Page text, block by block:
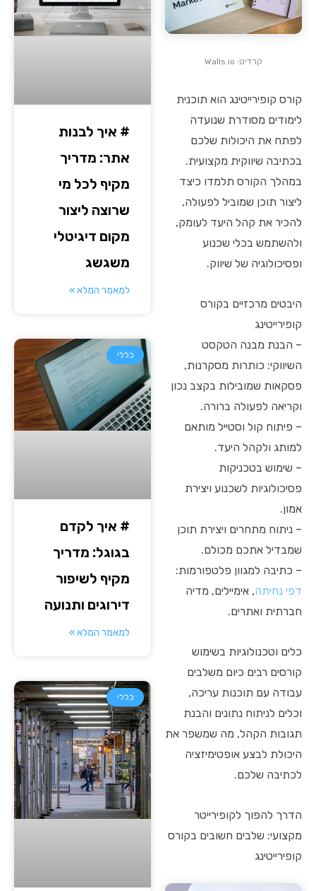
קרדיט: Walls.io
קורס קופירייטינג הוא תוכנית
לימודים מסודרת שנועדה
לפתח את היכולות שלכם
בכתיבה שיווקית מקצועית.
במהלך הקורס תלמדו כיצד
ליצור תוכן שמוביל לפעולה,
להכיר את קהל היעד לעומק,
ולהשתמש בכלי שכנוע
ופסיכולוגיה של שיווק.
היבטים מרכזיים בקורס
קופירייטינג
– הבנת מבנה הטקסט
השיווקי: כותרות מסקרנות,
פסקאות שמובילות בקצב נכון
וקריאה לפעולה ברורה.
– פיתוח קול וסטייל מותאם
למותג ולקהל היעד.
– שימוש בטכניקות
פסיכולוגיות לשכנוע ויצירת
אמון.
– ניתוח מתחרים ויצירת תוכן
שמבדיל אתכם מכולם.
– כתיבה למגוון פלטפורמות:
דפי נחיתה, אימיילים, מדיה
חברתית ואתרים.
כלים וטכנולוגיות בשימוש
קורסים רבים כיום משלבים
עבודה עם תוכנות עריכה,
וכלים לניתוח נתונים והבנת
תגובות הקהל, מה שמשפר את
היכולת לבצע אופטימיזציה
לכתיבה שלכם.
הדרך להפוך לקופירייטר
מקצועי: שלבים חשובים בקורס
קופירייטינג
# איך לבנות
אתר: מדריך
מקיף לכל מי
שרוצה ליצור
מקום דיגיטלי
משגשג
למאמר המלא »
כללי
# איך לקדם
בגוגל: מדריך
מקיף לשיפור
דירוגים ותנועה
למאמר המלא »
כללי